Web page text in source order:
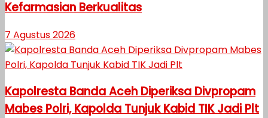
Kefarmasian Berkualitas
7 Agustus 2026
Kapolresta Banda Aceh Diperiksa Divpropam
Mabes Polri, Kapolda Tunjuk Kabid TIK Jadi Plt